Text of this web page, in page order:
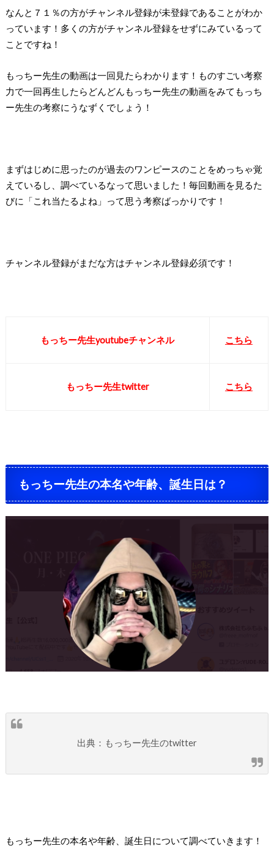
なんと７１％の方がチャンネル登録が未登録であることがわか
っています！多くの方がチャンネル登録をせずにみているって
ことですね！
もっちー先生の動画は一回見たらわかります！ものすごい考察
力で一回再生したらどんどんもっちー先生の動画をみてもっち
ー先生の考察にうなずくでしょう！
まずはじめに思ったのが過去のワンピースのことをめっちゃ覚
えているし、調べているなって思いました！毎回動画を見るた
びに「これ当たるよね」って思う考察ばっかりです！
チャンネル登録がまだな方はチャンネル登録必須です！
もっちー先生youtubeチャンネル こちら
もっちー先生twitter こちら
もっちー先生の本名や年齢、誕生日は？
出典：もっちー先生のtwitter
もっちー先生の本名や年齢、誕生日について調べていきます！